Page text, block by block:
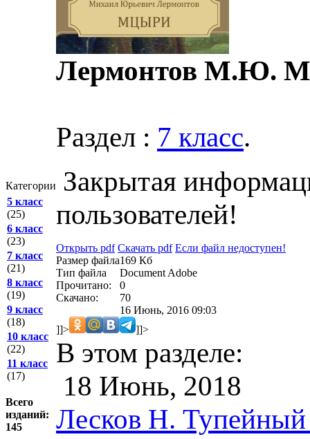
Категории
5 класс
(25)
6 класс
(23)
7 класс
(21)
8 класс
(19)
9 класс
(18)
10 класс
(22)
11 класс
(17)
Всего
изданий:
145
Лермонтов М.Ю.
Раздел : 7 класс.
Закрытая
пользователей!
Открыть pdf Скачать pdf Если файл недоступен!
Размер файла169 Кб
Тип файла
Document Adobe
Прочитано:
0
Скачано:
70
16 Июнь, 2016 09:03
]]>
]]>
В этом разделе:
18 Июнь, 2018
Лесков Н.